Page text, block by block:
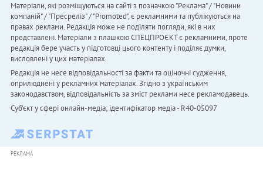
Матеріали, які розміщуються на сайті з позначкою "Реклама" / "Новини
компаній" / "Пресреліз" / "Promoted", є рекламними та публікуються на
правах реклами. Редакція може не поділяти погляди, які в них
представлені. Матеріали з плашкою СПЕЦПРОЄКТ є рекламними, проте
редакція бере участь у підготовці цього контенту і поділяє думки,
висловлені у цих матеріалах.
Редакція не несе відповідальності за факти та оціночні судження,
оприлюднені у рекламних матеріалах. Згідно з українським
законодавством, відповідальність за зміст реклами несе рекламодавець.
Cуб'єкт у сфері онлайн-медіа; ідентифікатор медіа - R40-05097
РЕКЛАМА